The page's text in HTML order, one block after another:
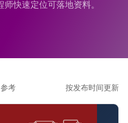
快速定位可落地资料。
考 按发布时间更新